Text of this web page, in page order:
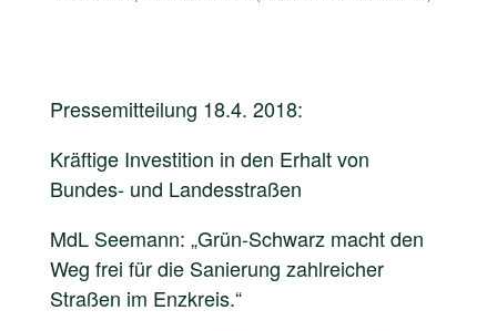
Pressemitteilung 18.4. 2018:
Kräftige Investition in den Erhalt von
Bundes- und Landesstraßen
MdL Seemann: „Grün-Schwarz macht den
Weg frei für die Sanierung zahlreicher
Straßen im Enzkreis.“